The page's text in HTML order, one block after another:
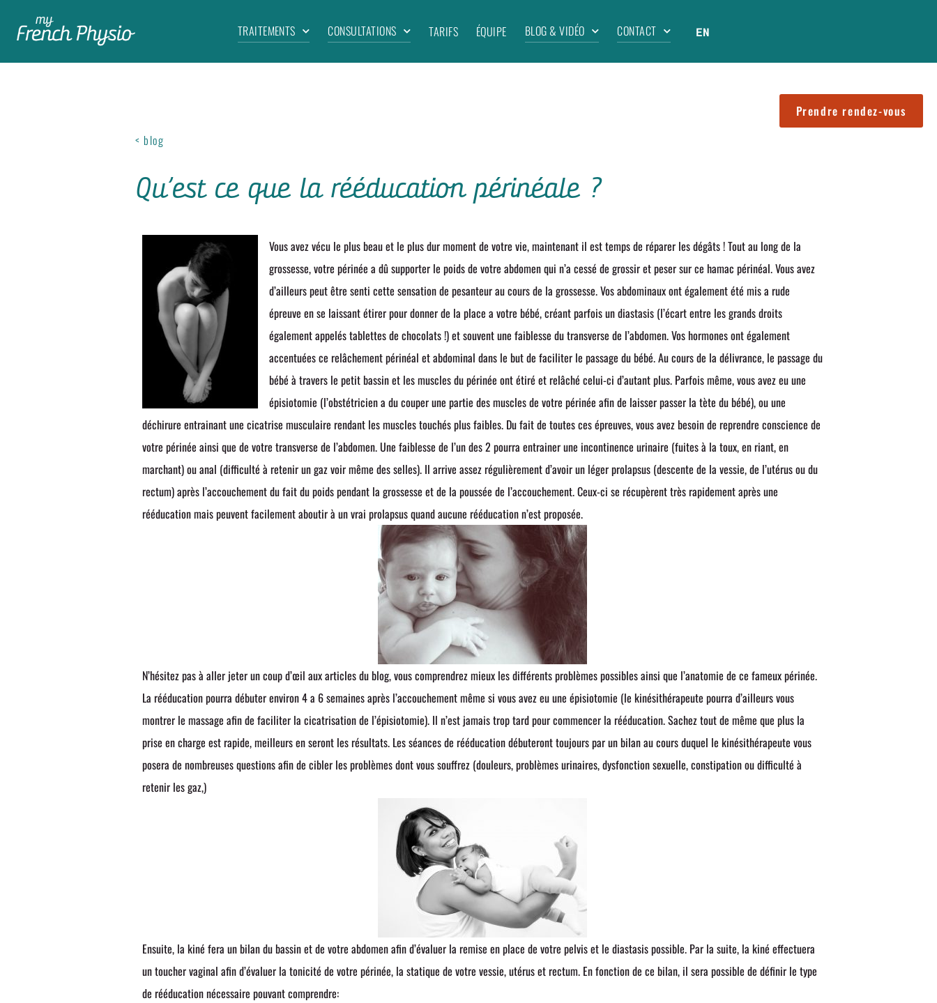
TRAITEMENTS CONSULTATIONS TARIFS ÉQUIPE BLOG & VIDÉO CONTACT EN
Prendre rendez-vous
< blog
Qu’est ce que la rééducation périnéale ?
Vous avez vécu le plus beau et le plus dur moment de votre vie, maintenant il est temps de réparer les dégâts ! Tout au long de la
grossesse, votre périnée a dû supporter le poids de votre abdomen qui n’a cessé de grossir et peser sur ce hamac périnéal. Vous avez
d’ailleurs peut être senti cette sensation de pesanteur au cours de la grossesse. Vos abdominaux ont également été mis a rude
épreuve en se laissant étirer pour donner de la place a votre bébé, créant parfois un diastasis (l’écart entre les grands droits
également appelés tablettes de chocolats !) et souvent une faiblesse du transverse de l’abdomen. Vos hormones ont également
accentuées ce relâchement périnéal et abdominal dans le but de faciliter le passage du bébé. Au cours de la délivrance, le passage du
bébé à travers le petit bassin et les muscles du périnée ont étiré et relâché celui-ci d’autant plus. Parfois même, vous avez eu une
épisiotomie (l’obstétricien a du couper une partie des muscles de votre périnée afin de laisser passer la tète du bébé), ou une
déchirure entrainant une cicatrise musculaire rendant les muscles touchés plus faibles. Du fait de toutes ces épreuves, vous avez besoin de reprendre conscience de
votre périnée ainsi que de votre transverse de l’abdomen. Une faiblesse de l’un des 2 pourra entrainer une incontinence urinaire (fuites à la toux, en riant, en
marchant) ou anal (difficulté à retenir un gaz voir même des selles). Il arrive assez régulièrement d’avoir un léger prolapsus (descente de la vessie, de l’utérus ou du
rectum) après l’accouchement du fait du poids pendant la grossesse et de la poussée de l’accouchement. Ceux-ci se récupèrent très rapidement après une
rééducation mais peuvent facilement aboutir à un vrai prolapsus quand aucune rééducation n’est proposée.
N’hésitez pas à aller jeter un coup d’œil aux articles du blog, vous comprendrez mieux les différents problèmes possibles ainsi que l’anatomie de ce fameux périnée.
La rééducation pourra débuter environ 4 a 6 semaines après l’accouchement même si vous avez eu une épisiotomie (le kinésithérapeute pourra d’ailleurs vous
montrer le massage afin de faciliter la cicatrisation de l’épisiotomie). Il n’est jamais trop tard pour commencer la rééducation. Sachez tout de même que plus la
prise en charge est rapide, meilleurs en seront les résultats. Les séances de rééducation débuteront toujours par un bilan au cours duquel le kinésithérapeute vous
posera de nombreuses questions afin de cibler les problèmes dont vous souffrez (douleurs, problèmes urinaires, dysfonction sexuelle, constipation ou difficulté à
retenir les gaz,)
Ensuite, la kiné fera un bilan du bassin et de votre abdomen afin d’évaluer la remise en place de votre pelvis et le diastasis possible. Par la suite, la kiné effectuera
un toucher vaginal afin d’évaluer la tonicité de votre périnée, la statique de votre vessie, utérus et rectum. En fonction de ce bilan, il sera possible de définir le type
de rééducation nécessaire pouvant comprendre: